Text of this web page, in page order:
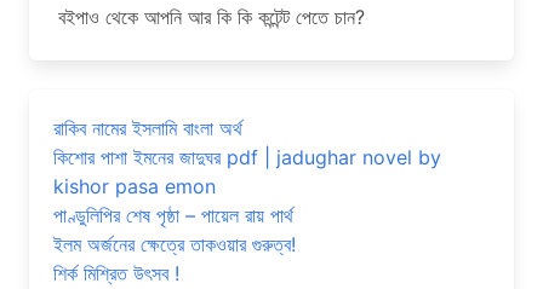
বইপাও থেকে আপনি আর কি কি কন্টেন্ট পেতে চান?
রাকিব নামের ইসলামি বাংলা অর্থ
কিশোর পাশা ইমনের জাদুঘর pdf | jadughar novel by
kishor pasa emon
পাণ্ডুলিপির শেষ পৃষ্ঠা – পায়েল রায় পার্থ
ইলম অর্জনের ক্ষেত্রে তাকওয়ার গুরুত্ব!
শির্ক মিশ্রিত উৎসব !